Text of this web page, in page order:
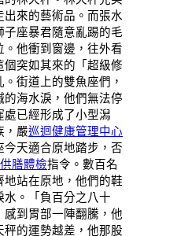
來的藝術品。而張水
座暴君隨意亂踢的毛
他衝到窗邊，往外看
突如其來的「超級修
街道上的雙魚座們，
的海水淚，他們無法停
處已經形成了小型潟
，嚴巡迴健康管理中心
天適合原地踏步，否
膳體檢指令。數百名
站在原地，他們的鞋
。「負百分之八十
到胃部一陣翻騰，他
的運勢越差，他那股